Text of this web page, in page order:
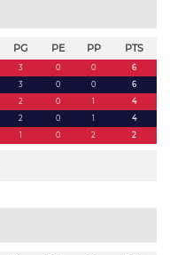
PG PE PP PTS
3 0 0
6
3 0 0
6
2 0 1
4
2 0 1
4
1 0 2 2